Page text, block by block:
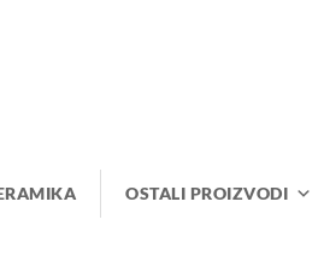
OSTALI PROIZVODI